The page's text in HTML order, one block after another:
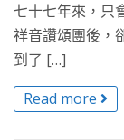
七十七年來，只
祥音讚頌團後，
到了 […]
Read more